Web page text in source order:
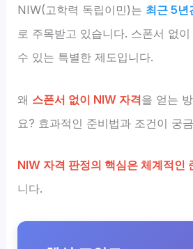
NIW(고학력 독립이민)는 최근 5
로 주목받고 있습니다. 스폰서 없
수 있는 특별한 제도입니다.
왜 스폰서 없이 NIW 자격을 얻는
요? 효과적인 준비법과 조건이 궁
NIW 자격 판정의 핵심은 체계적인
니다.